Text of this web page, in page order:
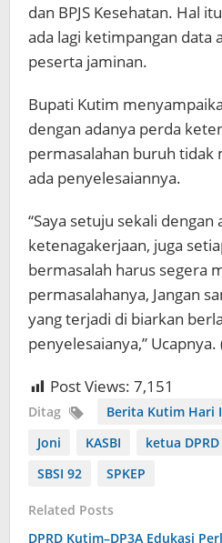
dan BPJS Kesehatan. Hal
ada lagi ketimpangan data
peserta jaminan.
Bupati Kutim
dengan adanya perda
permasalahan buruh tidak
ada penyelesaiannya.
“Saya setuju sekali dengan
ketenagakerjaan, juga
bermasalah harus segera
permasalahanya, Jangan
yang terjadi di biarkan
penyelesaianya,” Ucapnya.
Post Views: 7,151
Ditag Berita Kutim Hari
Joni
KASBI ketua
SBSI 92
SPKEP
Related Posts
DPRD Kutim–DP3A Edukasi